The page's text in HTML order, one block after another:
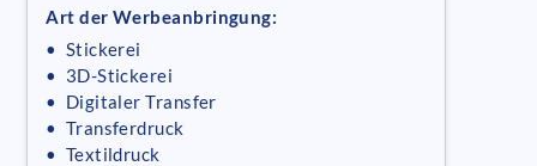
Art der Werbeanbringung:
• Stickerei
• 3D-Stickerei
• Digitaler Transfer
• Transferdruck
• Textildruck